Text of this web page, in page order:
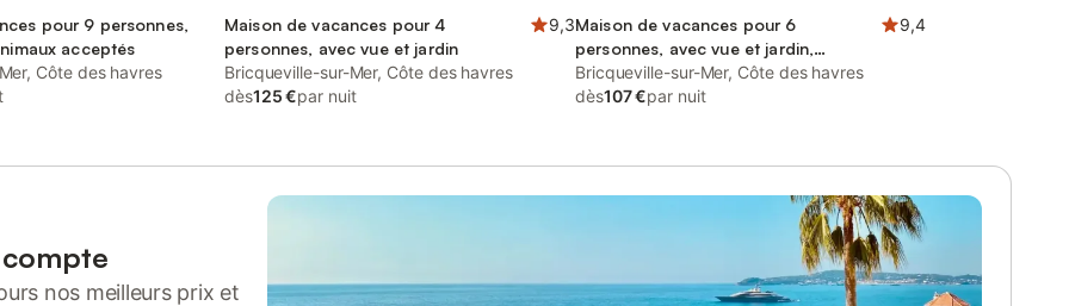
pour 9 personnes,
acceptés
Côte des havres
Maison de vacances pour 4
personnes, avec vue et jardin
9,3
Bricqueville-sur-Mer, Côte des havres
dès125 €par nuit
Maison de vacances pour 6
personnes, avec vue et jardin,
animaux acceptés
9,4
Bricqueville-sur-Mer, Côte des havres
dès107 €par nuit
compte
nos meilleurs prix et